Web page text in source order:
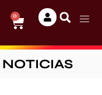
0
NOTICIAS